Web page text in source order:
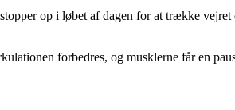
op i løbet af dagen for at trække
forbedres, og musklerne får en